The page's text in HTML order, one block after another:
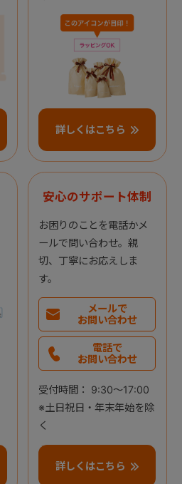
詳しくはこちら
安心のサポート体制
お困りのことを電話かメ
ールで問い合わせ。親
切、丁寧にお応えしま
す。
メールで
お問い合わせ
電話で
お問い合わせ
受付時間： 9:30～17:00
※土日祝日・年末年始を除
く
詳しくはこちら